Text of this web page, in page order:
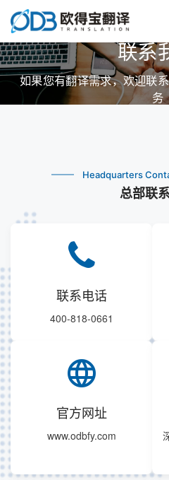
联系
如果您有翻译需求，欢迎联
务
总部联
Headquarters
联系电话
400-818-0661
language
官方网址
www.odbfy.com